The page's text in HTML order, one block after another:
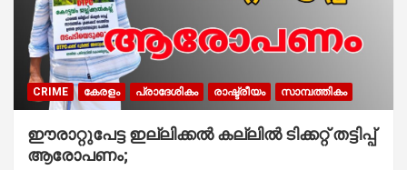
CRIME കേരളം പ്രാദേശികം രാഷ്ട്രീയം സാമ്പത്തികം
ഈരാറ്റുപേട്ട ഇല്ലിക്കൽ കല്ലിൽ ടിക്കറ്റ് തട്ടിപ്പ്
ആരോപണം;